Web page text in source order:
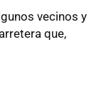
vecinos y
que,